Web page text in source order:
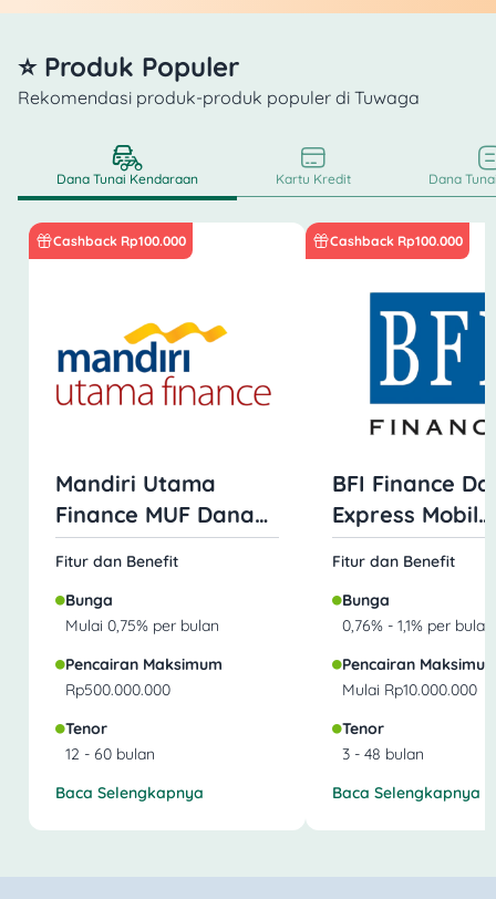
⭐ Produk Populer
Rekomendasi produk-produk populer di Tuwaga
Dana Tunai Kendaraan Kartu Kredit Dana
Cashback Rp100.000
Mandiri Utama
Finance MUF Dana
Mobil
Fitur dan Benefit
Bunga
Mulai 0,75% per bulan
Pencairan Maksimum
Rp500.000.000
Tenor
12 - 60 bulan
Baca Selengkapnya
Cashback Rp100.000
BFI Finance
Express Mobil
Jaminan BPKB
Fitur dan Benefit
Bunga
0,76% - 1,1% per bulan
Pencairan
Mulai Rp10.000.000
Tenor
3 - 48 bulan
Baca Selengkapnya